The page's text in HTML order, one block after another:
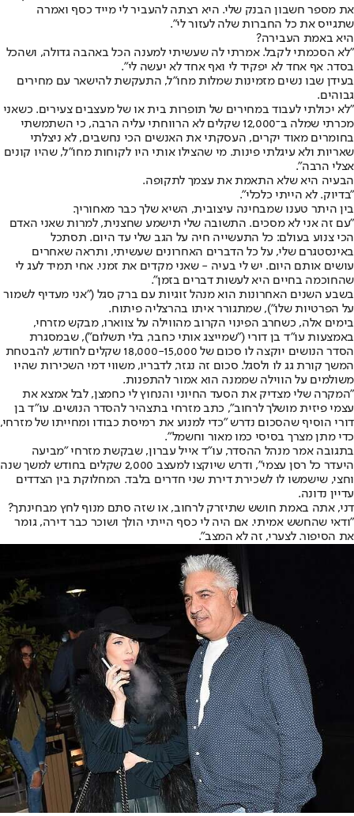
את מספר חשבון הבנק שלי. היא רצתה להעביר לי מייד כסף ואמרה
שתגייס את כל החברות שלה לעזור לי".
היא באמת העבירה?
"לא הסכמתי לקבל. אמרתי לה שעשיתי למענה הכל באהבה גדולה, ושהכל
בסדר. אף אחד לא יפקיד לי ואף אחד לא יעשה לי".
בעידן שבו נשים מזמינות שמלות מחו"ל, התעקשת להישאר עם מחירים
גבוהים.
"לא יכולתי לעבוד במחירים של תופרות בית או של מעצבים צעירים. כשאני
מכרתי שמלה ב־12,000 שקלים לא הרווחתי עליה הרבה, כי השתמשתי
בחומרים מאוד יקרים, העסקתי את האנשים הכי נחשבים, לא ניצלתי
שאריות ולא עיגלתי פינות. מי שהצילו אותי היו לקוחות מחו"ל, שהיו קונים
אצלי הרבה".
הבעיה היא שלא התאמת את עצמך לתקופה.
"בדיוק. לא הייתי כלכלי".
בין היתר טענו שמבחינה עיצובית, השיא שלך כבר מאחוריך.
"עם זה אני לא מסכים. התשובה שלי תישמע שחצנית, למרות שאני האדם
הכי צנוע בעולם: כל התעשייה חיה על הגב שלי עד היום. תסתכל
באינסטגרם שלי, על כל הדברים האחרונים שעשיתי, ותראה שאחרים
עושים אותם היום. יש לי בעיה - שאני מקדים את זמני. אחי תמיד לעג לי
שהחוכמה בחיים היא לעשות דברים בזמן".
בשבע השנים האחרונות הוא מנהל זוגיות עם ברק סגל ("אני מעדיף לשמור
על הפרטיות שלו"), שמתגורר איתו בהרצליה פיתוח.
בימים אלה, כשחרב הפינוי הקרוב מהווילה על צווארו, מבקש מזרחי,
באמצעות עו"ד בן דורי ("שמייצג אותי כחבר, בלי תשלום"), שבמסגרת
הסדר הנושים יוקצה לו סכום של 18,000-15,000 שקלים לחודש, להבטחת
המשך קורת גג לו ולסגל. סכום זה נגזר, לדבריו, משווי דמי השכירות שהיו
משולמים על הווילה שממנה הוא אמור להתפנות.
"המקרה שלי מצדיק את הסעד החיוני והנחוץ לי כחמצן, לבל אמצא את
עצמי פיזית מושלך לרחוב", כתב מזרחי בתצהיר להסדר הנושים. עו"ד בן
דורי הוסיף שהסכום נדרש "כדי למנוע את רמיסת כבודו ומחייתו של מזרחי,
כדי מתן מצרך בסיסי כמו מאור וחשמל".
בתגובה אמר מנהל ההסדר, עו"ד אייל עברון, שבקשת מזרחי "מביעה
היעדר כל רסן עצמי", ודרש שיוקצו למעצב 2,000 שקלים בחודש למשך שנה
וחצי, שישמשו לו לשכירת דירת שני חדרים בלבד. המחלוקת בין הצדדים
עדיין נדונה.
דני, אתה באמת חושש שתיזרק לרחוב, או שזה סתם מנוף לחץ מבחינתך?
"ודאי שהחשש אמיתי. אם היה לי כסף הייתי הולך ושוכר כבר דירה, גומר
את הסיפור. לצערי, זה לא המצב".